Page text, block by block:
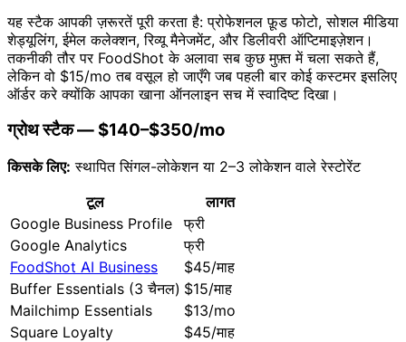
यह स्टैक आपकी ज़रूरतें पूरी करता है: प्रोफेशनल फ़ूड फोटो, सोशल मीडिया
शेड्यूलिंग, ईमेल कलेक्शन, रिव्यू मैनेजमेंट, और डिलीवरी ऑप्टिमाइज़ेशन।
तकनीकी तौर पर FoodShot के अलावा सब कुछ मुफ़्त में चला सकते हैं,
लेकिन वो $15/mo तब वसूल हो जाएँगे जब पहली बार कोई कस्टमर इसलिए
ऑर्डर करे क्योंकि आपका खाना ऑनलाइन सच में स्वादिष्ट दिखा।
ग्रोथ स्टैक — $140–$350/mo
किसके लिए: स्थापित सिंगल-लोकेशन या 2–3 लोकेशन वाले रेस्टोरेंट
टूल
लागत
Google Business Profile
फ्री
Google Analytics
फ्री
FoodShot AI Business
$45/माह
Buffer Essentials (3 चैनल) $15/माह
Mailchimp Essentials
$13/mo
Square Loyalty
$45/माह